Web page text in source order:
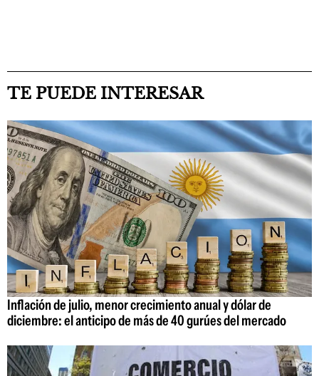
TE PUEDE INTERESAR
Inflación de julio, menor crecimiento anual y dólar de
diciembre: el anticipo de más de 40 gurúes del mercado